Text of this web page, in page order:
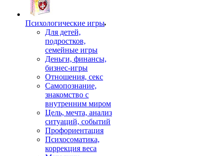
Психологические игры
Для детей,
подростков,
семейные игры
Деньги, финансы,
бизнес-игры
Отношения, секс
Самопознание,
знакомство с
внутренним миром
Цель, мечта, анализ
ситуаций, событий
Профориентация
Психосоматика,
коррекция веса